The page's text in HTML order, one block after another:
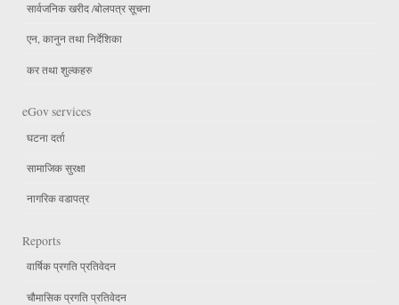
सार्वजनिक खरीद /बोलपत्र सूचना
एन, कानुन तथा निर्देशिका
कर तथा शुल्कहरु
eGov services
घटना दर्ता
सामाजिक सुरक्षा
नागरिक वडापत्र
Reports
वार्षिक प्रगति प्रतिवेदन
चौमासिक प्रगति प्रतिवेदन